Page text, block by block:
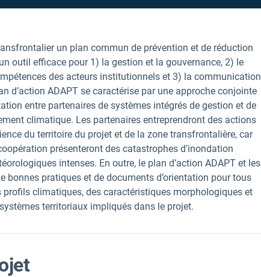
un plan commun de prévention et de réduction
outil efficace pour 1) la gestion et la gouvernance, 2) le
des acteurs institutionnels et 3) la communication
d’action ADAPT se caractérise par une approche conjointe
entre partenaires de systèmes intégrés de gestion et de
climatique. Les partenaires entreprendront des actions
du territoire du projet et de la zone transfrontalière, car
présenteront des catastrophes d’inondation
intenses. En outre, le plan d’action ADAPT et les
bonnes pratiques et de documents d’orientation pour tous
climatiques, des caractéristiques morphologiques et
territoriaux impliqués dans le projet.